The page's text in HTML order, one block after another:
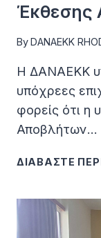
Έκθεσης
ByDANAEKK
Η ΔΑΝΑΕΚΚ
υπόχρεες
φορείς ότι η
Αποβλήτων…
ΔΙΑΒΑΣΤΕ